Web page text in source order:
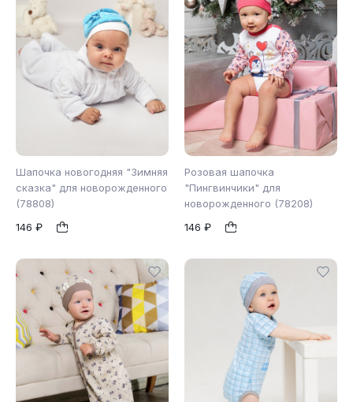
Шапочка новогодняя "Зимняя
сказка" для новорожденного
(78808)
146 ₽
1
Розовая шапочка
"Пингвинчики" для
новорожденного (78208)
146 ₽
1